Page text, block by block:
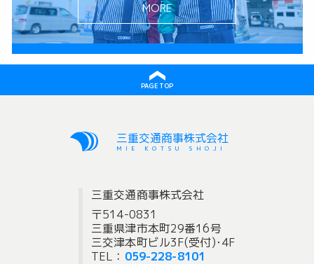
MORE
PAGE TOP
三重交通商事株式会社
MIE KOTSU SHOJI
三重交通商事株式会社
〒514-0831
三重県津市本町29番16号
三交津本町ビル3F(受付)･4F
TEL： 059-228-8101